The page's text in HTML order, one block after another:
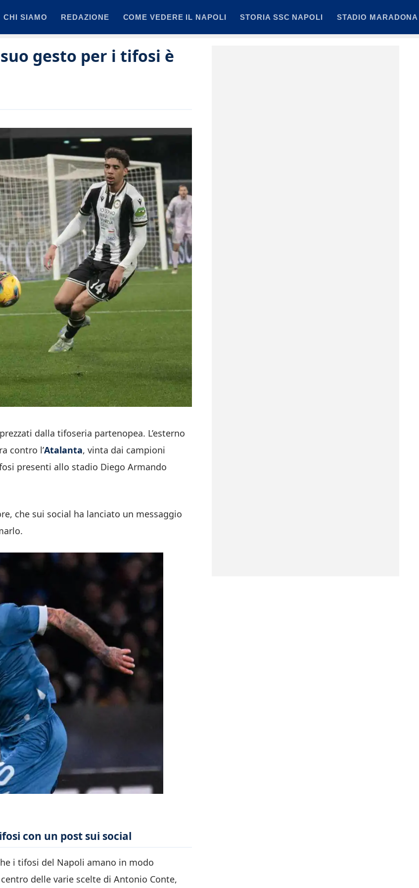
CHI SIAMO REDAZIONE COME VEDERE IL NAPOLI STORIA SSC NAPOLI STADIO MARADONA
gesto per i tifosi è
dalla tifoseria partenopea. L’esterno
contro l’Atalanta, vinta dai campioni
presenti allo stadio Diego Armando
che sui social ha lanciato un messaggio
con un post sui social
i tifosi del Napoli amano in modo
delle varie scelte di Antonio Conte,